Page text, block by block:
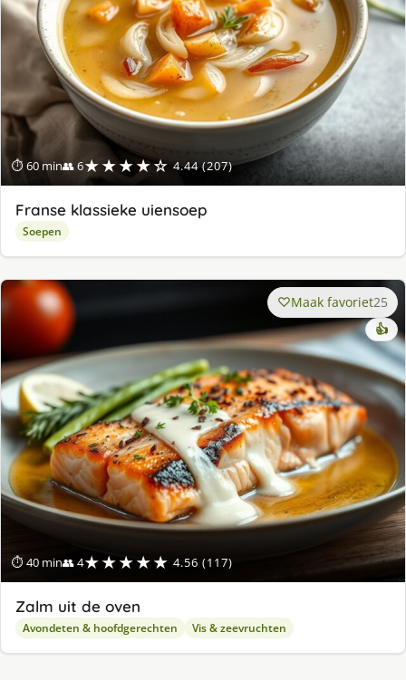
⏱ 60 min👥 6★★★★☆ 4.44 (207)
Franse klassieke uiensoep
Soepen
⏱ 40 min👥 4★★★★★ 4.56 (117)
Maak favoriet25
👍
Zalm uit de oven
Avondeten & hoofdgerechten Vis & zeevruchten